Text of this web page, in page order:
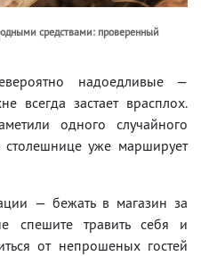
средствами: проверенный
надоедливые —
всегда застает врасплох.
одного случайного
столешнице уже марширует
— бежать в магазин за
спешите травить себя и
от непрошеных гостей